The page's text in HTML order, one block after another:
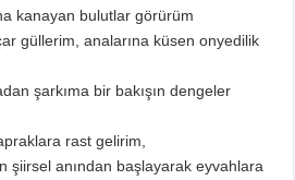
kanayan bulutlar görürüm
güllerim, analarına küsen onyedilik
şarkıma bir bakışın dengeler
rast gelirim,
şiirsel anından başlayarak eyvahlara